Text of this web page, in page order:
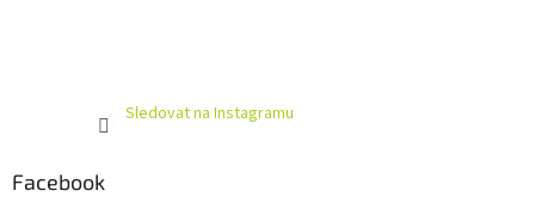
Sledovat na Instagramu
Facebook